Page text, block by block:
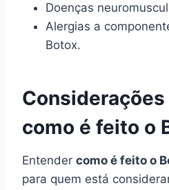
Doenças
Alergias a
Botox.
como é feito o
Entender como é feito o
para quem está